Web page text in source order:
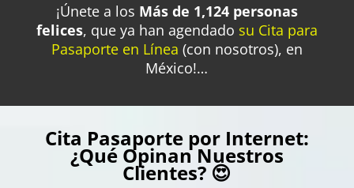
¡Únete a los Más de 1,124 personas
felices, que ya han agendado su Cita para
Pasaporte en Línea (con nosotros), en
México!…
Cita Pasaporte por Internet:
¿Qué Opinan Nuestros
Clientes? 😍